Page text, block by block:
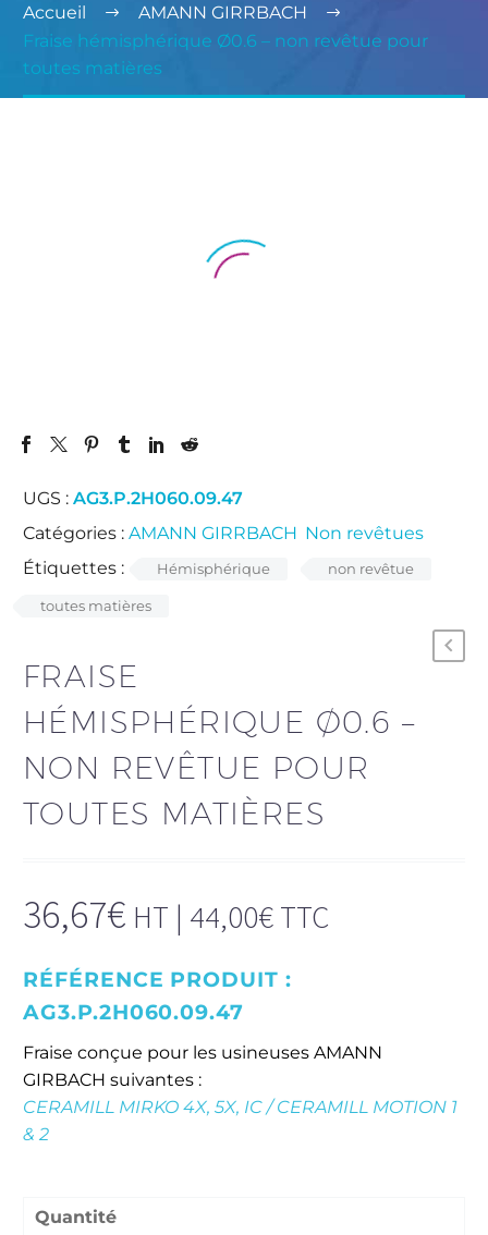
Accueil
AMANN GIRRBACH
Fraise hémisphérique Ø0.6 – non revêtue pour
toutes matières
UGS : AG3.P.2H060.09.47
Catégories : AMANN GIRRBACH Non revêtues
Étiquettes :
Hémisphérique non revêtue
toutes matières
FRAISE
HÉMISPHÉRIQUE Ø0.6 –
NON REVÊTUE POUR
TOUTES MATIÈRES
36,67€ HT | 44,00€TTC
RÉFÉRENCE PRODUIT :
AG3.P.2H060.09.47
Fraise conçue pour les usineuses AMANN
GIRBACH suivantes :
CERAMILL MIRKO 4X, 5X, IC / CERAMILL MOTION 1
& 2
Quantité